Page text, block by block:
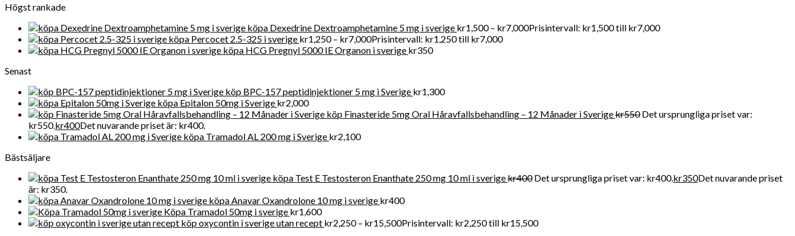
Högst rankade
köpa Dexedrine Dextroamphetamine 5 mg i sverige kr1,500 – kr7,000Prisintervall: kr1,500 till kr7,000
köpa Percocet 2.5-325 i sverige kr1,250 – kr7,000Prisintervall: kr1,250 till kr7,000
köpa HCG Pregnyl 5000 IE Organon i sverige kr350
Senast
köp BPC-157 peptidinjektioner 5 mg i Sverige kr1,300
köpa Epitalon 50mg i Sverige kr2,000
köp Finasteride 5mg Oral Håravfallsbehandling – 12 Månader i Sverigekr550 Det ursprungliga priset var:
kr550.kr400Det nuvarande priset är: kr400.
köpa Tramadol AL 200 mg i Sverige kr2,100
Bästsäljare
köpa Test E Testosteron Enanthate 250 mg 10 ml i sverigekr400 Det ursprungliga priset var: kr400.kr350Det nuvarande priset
är: kr350.
köpa Anavar Oxandrolone 10 mg i sverige kr400
Köpa Tramadol 50mg i sverige kr1,600
köp oxycontin i sverige utan recept kr2,250 – kr15,500Prisintervall: kr2,250 till kr15,500